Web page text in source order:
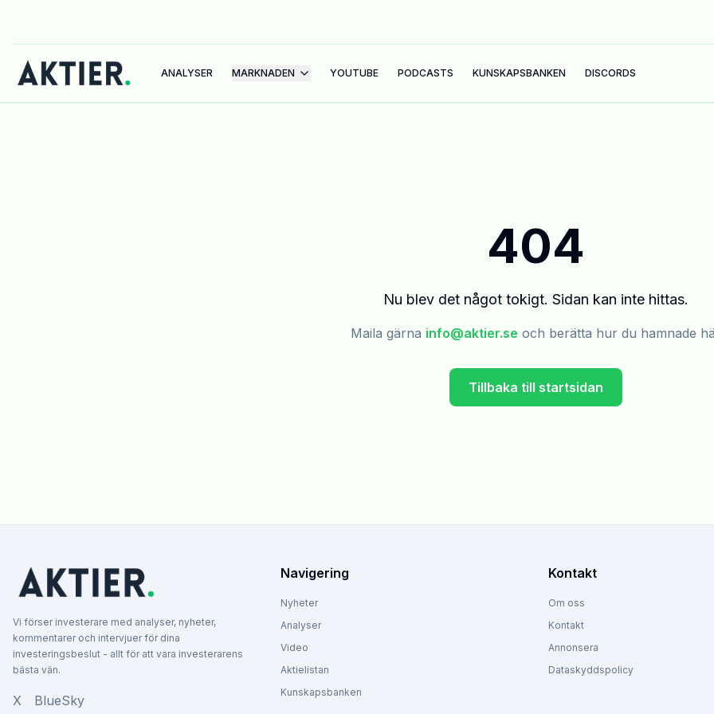
ANALYSER MARKNADEN YOUTUBE PODCASTS KUNSKAPSBANKEN DISCORDS
404
Nu blev det något tokigt. Sidan kan inte hittas.
Maila gärna info@aktier.se och berätta hur du hamnade
Tillbaka till startsidan
Vi förser investerare med analyser, nyheter,
kommentarer och intervjuer för dina
investeringsbeslut - allt för att vara investerarens
bästa vän.
X BlueSky
Navigering
Nyheter
Analyser
Video
Aktielistan
Kunskapsbanken
Kontakt
Om oss
Kontakt
Annonsera
Dataskyddspolicy